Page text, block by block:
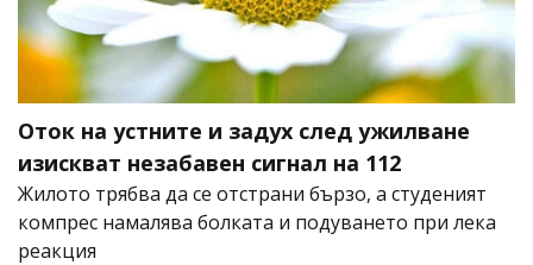
Оток на устните и задух след ужилване
изискват незабавен сигнал на 112
Жилото трябва да се отстрани бързо, а студеният
компрес намалява болката и подуването при лека
реакция